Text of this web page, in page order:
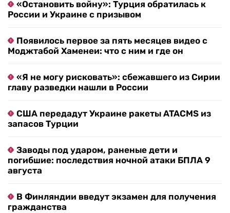
«Остановить войну»: Турция обратилась к
России и Украине с призывом
Появилось первое за пять месяцев видео с
Моджтабой Хаменеи: что с ним и где он
«Я не могу рисковать»: сбежавшего из Сирии
главу разведки нашли в России
США передадут Украине ракеты ATACMS из
запасов Турции
Заводы под ударом, раненые дети и
погибшие: последствия ночной атаки БПЛА 9
августа
В Финляндии введут экзамен для получения
гражданства